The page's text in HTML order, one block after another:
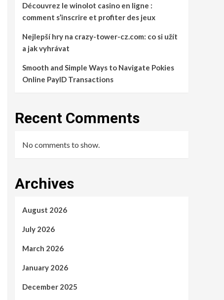
Découvrez le winolot casino en ligne :
comment s’inscrire et profiter des jeux
Nejlepší hry na crazy-tower-cz.com: co si užít
a jak vyhrávat
Smooth and Simple Ways to Navigate Pokies
Online PayID Transactions
Recent Comments
No comments to show.
Archives
August 2026
July 2026
March 2026
January 2026
December 2025